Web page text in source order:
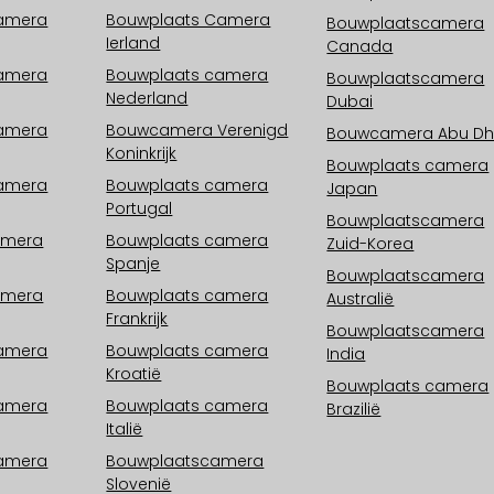
Bouwplaats Camera
Ierland
Bouwplaats camera
Nederland
Bouwcamera Verenigd
Koninkrijk
Bouwplaats camera
Portugal
Bouwplaats camera
Spanje
Bouwplaats camera
Frankrijk
Bouwplaats camera
Kroatië
Bouwplaats camera
Italië
Bouwplaatscamera
Slovenië
Bouwplaatscamera
Canada
Bouwplaatscamera
Dubai
Bouwcamera Abu
Bouwplaats camera
Japan
Bouwplaatscamera
Zuid-Korea
Bouwplaatscamera
Australië
Bouwplaatscamera
India
Bouwplaats camera
Brazilië